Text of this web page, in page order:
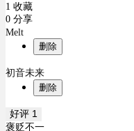
1 收藏
0 分享
Melt
删除
初音未来
删除
好评 1
褒贬不一